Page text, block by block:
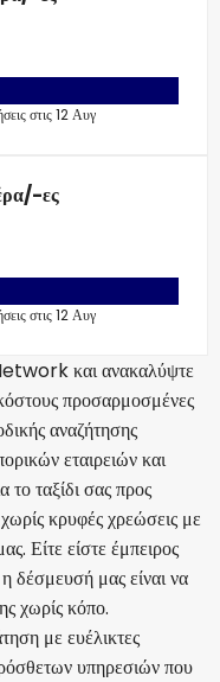
στις 12 Αυγ
ες
στις 12 Αυγ
και ανακαλύψτε
προσαρμοσμένες
αναζήτησης
εταιρειών και
το ταξίδι σας προς
κρυφές χρεώσεις με
Είτε είστε έμπειρος
δέσμευσή μας είναι να
χωρίς κόπο.
με ευέλικτες
υπηρεσιών που